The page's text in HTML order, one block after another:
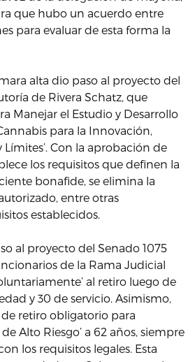
que hubo un acuerdo entre
para evaluar de esta forma la
alta dio paso al proyecto del
de Rivera Schatz, que
Manejar el Estudio y Desarrollo
para la Innovación,
Con la aprobación de
los requisitos que definen la
bonafide, se elimina la
entre otras
establecidos.
al proyecto del Senado 1075
de la Rama Judicial
al retiro luego de
y 30 de servicio. Asimismo,
retiro obligatorio para
Alto Riesgo’ a 62 años, siempre
los requisitos legales. Esta